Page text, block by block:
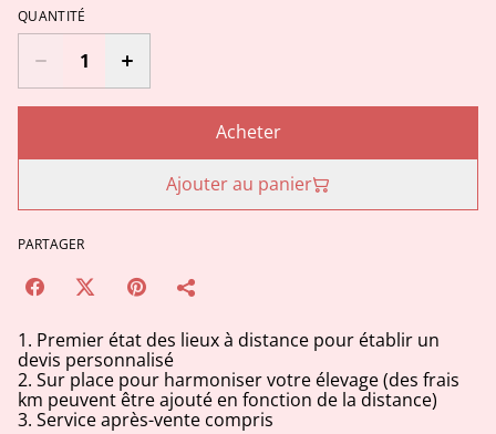
QUANTITÉ
Acheter
Ajouter au panier
PARTAGER
1. Premier état des lieux à distance pour établir un
devis personnalisé
2. Sur place pour harmoniser votre élevage (des frais
km peuvent être ajouté en fonction de la distance)
3. Service après-vente compris